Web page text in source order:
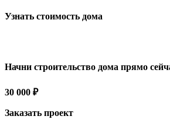
Узнать стоимость дома
Начни строительство дома прямо
30 000 ₽
Заказать проект